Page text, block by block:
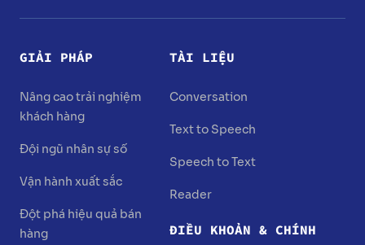
GIẢI PHÁP
Nâng cao trải nghiệm
khách hàng
Đội ngũ nhân sự số
Vận hành xuất sắc
Đột phá hiệu quả bán
hàng
TÀI LIỆU
Conversation
Text to Speech
Speech to Text
Reader
ĐIỀU KHOẢN & CHÍNH